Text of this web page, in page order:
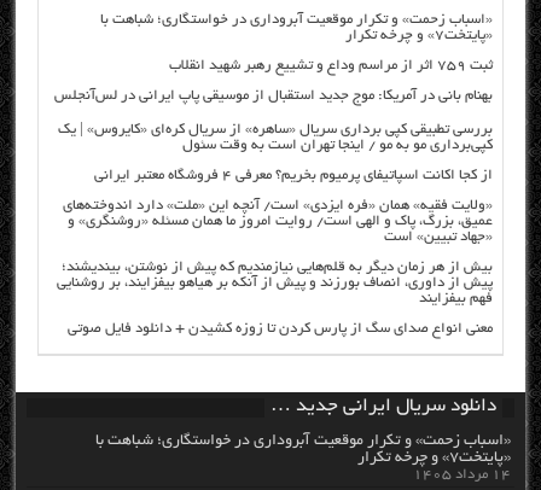
«اسباب زحمت» و تکرار موقعیت آبروداری در خواستگاری؛ شباهت با
«پایتخت۷» و چرخه تکرار
ثبت ۷۵۹ اثر از مراسم وداع و تشییع رهبر شهید انقلاب
بهنام بانی در آمریکا: موج جدید استقبال از موسیقی پاپ ایرانی در لس‌آنجلس
بررسی تطبیقی کپی برداری سریال «ساهره» از سریال کره‌ای «کایروس» | یک
کپی‌برداری مو به مو / اینجا تهران است به وقت سئول
از کجا اکانت اسپاتیفای پرمیوم بخریم؟ معرفی ۴ فروشگاه معتبر ایرانی
«ولایت فقیه» همان «فره ایزدی» است/ آنچه این «ملت» دارد اندوخته‌های
عمیق، بزرگ، پاک و الهی است/ روایت امروز ما همان مسئله «روشنگری» و
«جهاد تبیین» است
بیش از هر زمان دیگر به قلم‌هایی نیازمندیم که پیش از نوشتن، بیندیشند؛
پیش از داوری، انصاف بورزند و پیش از آنکه بر هیاهو بیفزایند، بر روشنایی
فهم بیفزایند
معنی انواع صدای سگ از پارس کردن تا زوزه کشیدن + دانلود فایل صوتی
دانلود سریال ایرانی جدید …
«اسباب زحمت» و تکرار موقعیت آبروداری در خواستگاری؛ شباهت با
«پایتخت۷» و چرخه تکرار
۱۴ مرداد ۱۴۰۵